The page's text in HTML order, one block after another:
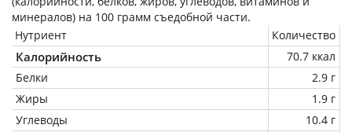
минералов) на 100 грамм съедобной части.
Нутриент
Количество
Калорийность
70.7 ккал
Белки
2.9 г
Жиры
1.9 г
Углеводы
10.4 г